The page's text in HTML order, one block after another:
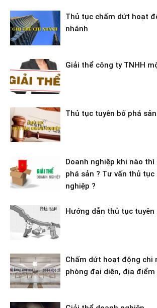
Thủ tục chấm dứt hoạt
nhánh
Giải thể công ty TNHH
Thủ tục tuyên bố phá
Doanh nghiệp khi nào
phá sản ? Tư vấn thủ tục
nghiệp ?
Hướng dẫn thủ tục tuyên
Chấm dứt hoạt động chi
phòng đại diện, địa điểm